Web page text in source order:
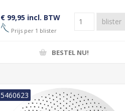
€ 99,95 incl. BTW
Prijs per 1 blister
BESTEL NU!
5460623